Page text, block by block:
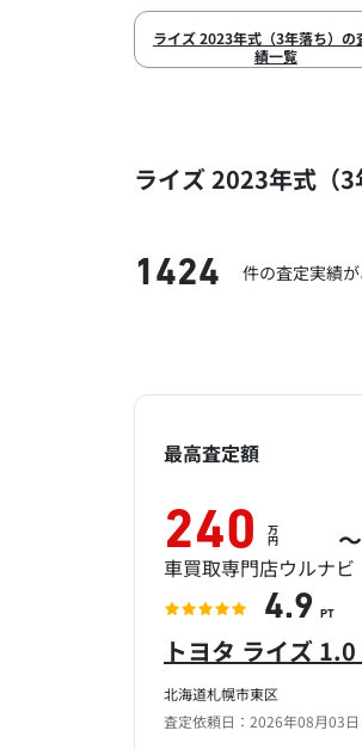
ライズ 2023年式（3年落ち）の
績一覧
ライズ 2023年式（
1424 件の査定実績が
北海道札幌市東区
査定依頼日：2026年08月03日
トヨタ ライズ
最高査定額
240 万
円 ～
車買取専門店ウルナビ
4.9 PT